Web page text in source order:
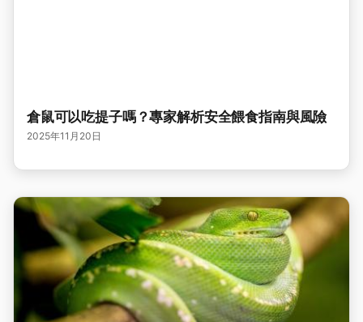
倉鼠可以吃提子嗎？專家解析安全餵食指南與風險
2025年11月20日